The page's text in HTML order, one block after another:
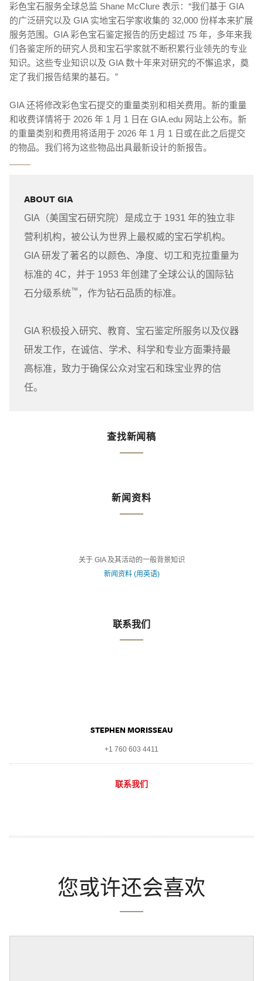
彩色宝石服务全球总监 Shane McClure 表示：“我们基于 GIA
的广泛研究以及 GIA 实地宝石学家收集的 32,000 份样本来扩展
服务范围。GIA 彩色宝石鉴定报告的历史超过 75 年，多年来我
们各鉴定所的研究人员和宝石学家就不断积累行业领先的专业
知识。这些专业知识以及 GIA 数十年来对研究的不懈追求，奠
定了我们报告结果的基石。”
GIA 还将修改彩色宝石提交的重量类别和相关费用。新的重量
和收费详情将于 2026 年 1 月 1 日在 GIA.edu 网站上公布。新
的重量类别和费用将适用于 2026 年 1 月 1 日或在此之后提交
的物品。我们将为这些物品出具最新设计的新报告。
ABOUT GIA
GIA（美国宝石研究院）是成立于 1931 年的独立非
营利机构，被公认为世界上最权威的宝石学机构。
GIA 研发了著名的以颜色、净度、切工和克拉重量为
标准的 4C，并于 1953 年创建了全球公认的国际钻
石分级系统™ ，作为钻石品质的标准。
GIA 积极投入研究、教育、宝石鉴定所服务以及仪器
研发工作，在诚信、学术、科学和专业方面秉持最
高标准，致力于确保公众对宝石和珠宝业界的信
任。
查找新闻稿
新闻资料
关于 GIA 及其活动的一般背景知识
新闻资料 (用英语)
联系我们
STEPHEN MORISSEAU
+1 760 603 4411
联系我们
您或许还会喜欢